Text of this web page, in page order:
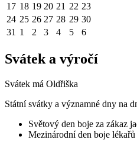
17 18 19 20 21 22 23
24 25 26 27 28 29 30
31 1 2 3 4 5 6
Svátek a výročí
Svátek má Oldřiška
Státní svátky a významné dny na
Světový den boje za zákaz
Mezinárodní den boje